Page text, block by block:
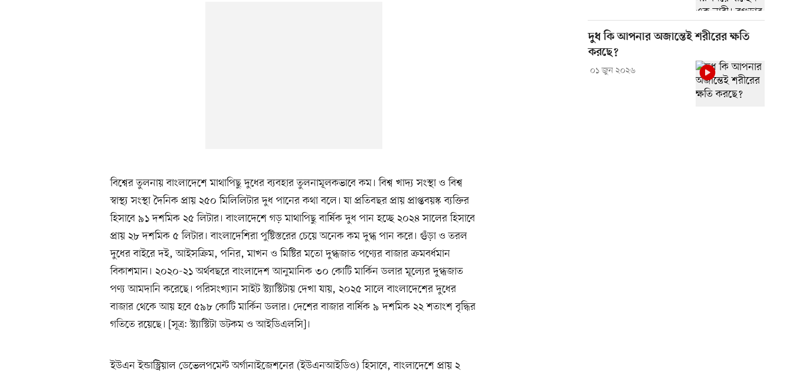
বিশ্বের তুলনায় বাংলাদেশে মাথাপিছু দুধের ব্যবহার তুলনামূলকভাবে কম। বিশ্ব খাদ্য সংস্থা ও বিশ্ব
স্বাস্থ্য সংস্থা দৈনিক প্রায় ২৫০ মিলিলিটার দুধ পানের কথা বলে। যা প্রতিবছর প্রায় প্রাপ্তবয়স্ক ব্যক্তির
হিসাবে ৯১ দশমিক ২৫ লিটার। বাংলাদেশে গড় মাথাপিছু বার্ষিক দুধ পান হচ্ছে ২০২৪ সালের হিসাবে
প্রায় ২৮ দশমিক ৫ লিটার। বাংলাদেশিরা পুষ্টিস্তরের চেয়ে অনেক কম দুগ্ধ পান করে। গুঁড়া ও তরল
দুধের বাইরে দই, আইসক্রিম, পনির, মাখন ও মিষ্টির মতো দুগ্ধজাত পণ্যের বাজার ক্রমবর্ধমান
বিকাশমান। ২০২০-২১ অর্থবছরে বাংলাদেশ আনুমানিক ৩০ কোটি মার্কিন ডলার মূল্যের দুগ্ধজাত
পণ্য আমদানি করেছে। পরিসংখ্যান সাইট স্ট্যাস্টিটায় দেখা যায়, ২০২৫ সালে বাংলাদেশের দুধের
বাজার থেকে আয় হবে ৫৯৮ কোটি মার্কিন ডলার। দেশের বাজার বার্ষিক ৯ দশমিক ২২ শতাংশ বৃদ্ধির
গতিতে রয়েছে। [সূত্র: স্ট্যাস্টিটা ডটকম ও আইডিএলসি]।
ইউএন ইন্ডাস্ট্রিয়াল ডেভেলপমেন্ট অর্গানাইজেশনের (ইউএনআইডিও) হিসাবে, বাংলাদেশে প্রায় ২
দুধ কি আপনার অজান্তেই শরীরের ক্ষতি
করছে?
০১ জুন ২০২৬